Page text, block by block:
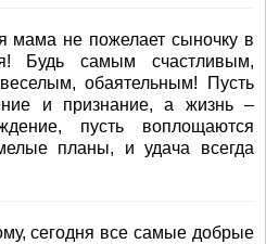
мама не пожелает сыночку в
Будь самым счастливым,
обаятельным! Пусть
и признание, а жизнь –
пусть воплощаются
планы, и удача всегда
сегодня все самые добрые